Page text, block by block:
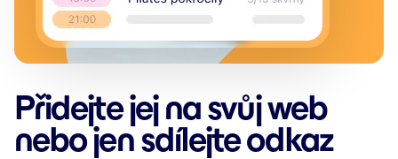
Přidejte jej na svůj web
nebo jen sdílejte odkaz